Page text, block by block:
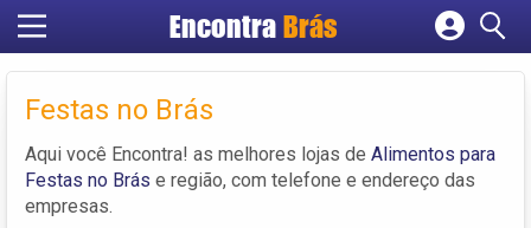
Encontra Brás
Cadastrar empresa
Festas no Brás
Aqui você Encontra! as melhores lojas de Alimentos para
Festas no Brás e região, com telefone e endereço das
empresas.